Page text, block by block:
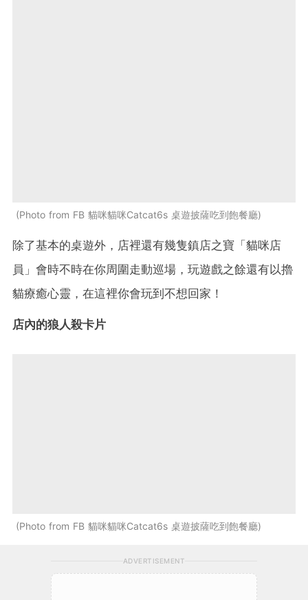
Photo from FB 貓咪貓咪Catcat6s 桌遊披薩吃到飽餐廳
除了基本的桌遊外，店裡還有幾隻鎮店之寶「貓咪店
員」會時不時在你周圍走動巡場，玩遊戲之餘還有以擼
貓療癒心靈，在這裡你會玩到不想回家！
店內的狼人殺卡片
Photo from FB 貓咪貓咪Catcat6s 桌遊披薩吃到飽餐廳
ADVERTISEMENT